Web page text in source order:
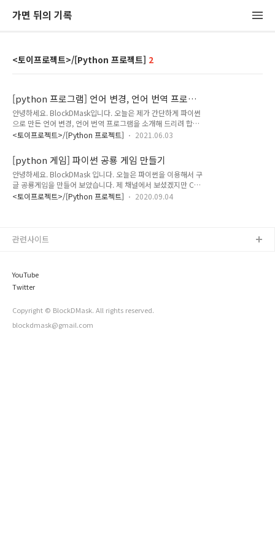
가면 뒤의 기록
<토이프로젝트>/[Python 프로젝트] 2
[python 프로그램] 언어 변경, 언어 번역 프로그
램 (구글 번역 결과 가지고 오기)
안녕하세요. BlockDMask입니다. 오늘은 제가 간단하게 파이썬
으로 만든 언어 변경, 언어 번역 프로그램을 소개해 드리려 합니
다. 오늘(2021.06.02) 만든 따끈따끈한 new 프로그램입니다.
3. language change 프로그램 사용 영상 1. 파이썬 번역 프로
그램 소개 1-1) 프로그램을 만든 이유 이 프로그램은.. 이번에 유
튜브를 시작한 와이프를 위해서 편하게 자막을 넣으라고 만든 프
로그램 입니다. (드디어 유명 유튜버 아내가 생기는 걸까요) 해외
시장을 노리는지 자막을 하나하나 구글에 한->영, 한->일,... 등
<토이프로젝트>/[Python 프로젝트] 2021.06.03
[python 게임] 파이썬 공룡 게임 만들기
안녕하세요. BlockDMask 입니다. 오늘은 파이썬을 이용해서 구
글 공룡게임을 만들어 보았습니다. 제 채널에서 보셨겠지만 C++
SFML 로 만들었던 구글 공룡 게임을 언어 파이썬 + 파이게임으
게임 영상영상 주소 : https://youtu.be/ok_8mvQ8CiY2. 파
가에서 사용하실때는 꼭 출처를 남겨주시면 감사하겠습니다. ..
<토이프로젝트>/[Python 프로젝트] 2020.09.04
YouTube
Twitter
Copyright © BlockDMask. All rights reserved.
blockdmask@gmail.com
관련사이트